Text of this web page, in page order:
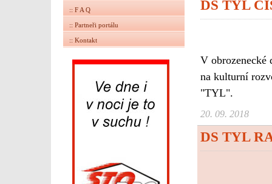
:: F A Q
:: Partneři portálu
:: Kontakt
DS TYL
V obrozenecké
na kulturní
"TYL".
20. 09. 2018
DS TYL